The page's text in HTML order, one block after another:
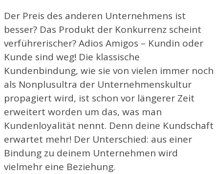
Der Preis des anderen Unternehmens ist
besser? Das Produkt der Konkurrenz scheint
verführerischer? Adios Amigos – Kundin oder
Kunde sind weg! Die klassische
Kundenbindung, wie sie von vielen immer noch
als Nonplusultra der Unternehmenskultur
propagiert wird, ist schon vor längerer Zeit
erweitert worden um das, was man
Kundenloyalität nennt. Denn deine Kundschaft
erwartet mehr! Der Unterschied: aus einer
Bindung zu deinem Unternehmen wird
vielmehr eine Beziehung.